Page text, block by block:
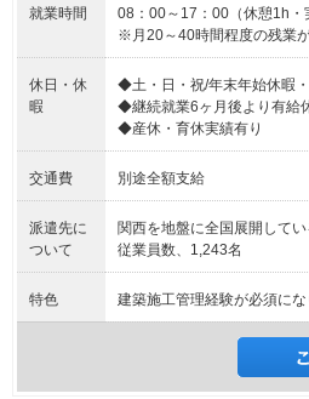
就業時間
08：00～17：00（休憩1h・
※月20～40時間程度の残業
休日・休
暇
◆土・日・祝/年末年始休暇
◆継続就業6ヶ月後より有給
◆産休・育休実績有り
交通費 別途全額支給
派遣先に
ついて
関西を地盤に全国展開して
従業員数、1,243名
特色 建築施工管理経験が必須にな